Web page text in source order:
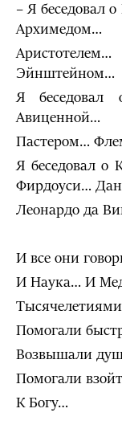
– Я беседовал
Архимедом…
Эйнштейном…
Я беседовал
Авиценной…
Пастером…
Я беседовал о
Фирдоуси…
Леонардо да
И все они
И Наука… И
Помогали
Возвышали
Помогали
К Богу…